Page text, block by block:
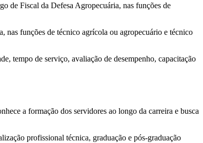
de Fiscal da Defesa Agropecuária, nas funções de
nas funções de técnico agrícola ou agropecuário e técnico
tempo de serviço, avaliação de desempenho, capacitação
a formação dos servidores ao longo da carreira e busca
profissional técnica, graduação e pós-graduação